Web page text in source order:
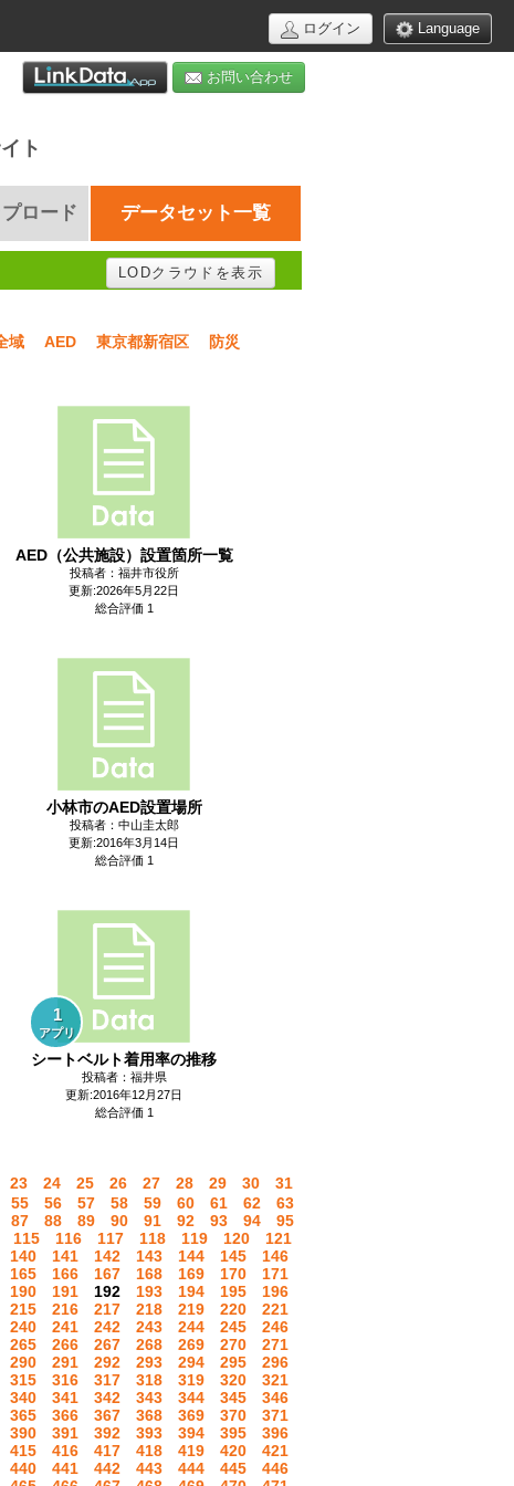
Language
ログイン
お問い合わせ
ト
ロード データセット一覧
LODクラウドを表示
域 AED 東京都新宿区
防災
AED（公共施設）設置箇所一覧
投稿者：福井市役所
更新:2026年5月22日
総合評価 1
小林市のAED設置場所
投稿者：中山圭太郎
更新:2016年3月14日
総合評価 1
1
アプリ
シートベルト着用率の推移
投稿者：福井県
更新:2016年12月27日
総合評価 1
23 24 25 26 27 28 29 30
31
55 56 57 58 59 60 61 62
63
87 88 89 90 91 92 93 94
95
115 116 117 118 119 120
121
140 141 142 143 144 145
146
165 166 167 168 169 170
171
190 191 192 193 194 195
196
215 216 217 218 219 220
221
240 241 242 243 244 245
246
265 266 267 268 269 270
271
290 291 292 293 294 295
296
315 316 317 318 319 320
321
340 341 342 343 344 345
346
365 366 367 368 369 370
371
390 391 392 393 394 395
396
415 416 417 418 419 420
421
440 441 442 443 444 445
446